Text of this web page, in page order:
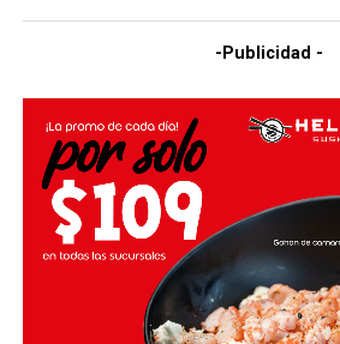
-Publicidad -